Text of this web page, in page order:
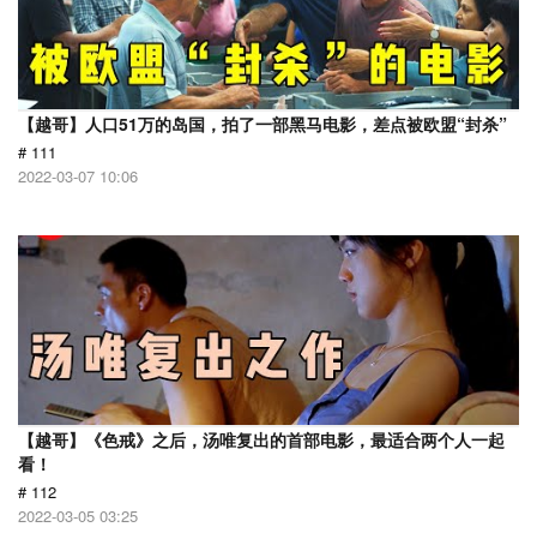
【越哥】人口51万的岛国，拍了一部黑马电影，差点被欧盟“封杀”
# 111
2022-03-07 10:06
【越哥】《色戒》之后，汤唯复出的首部电影，最适合两个人一起
看！
# 112
2022-03-05 03:25